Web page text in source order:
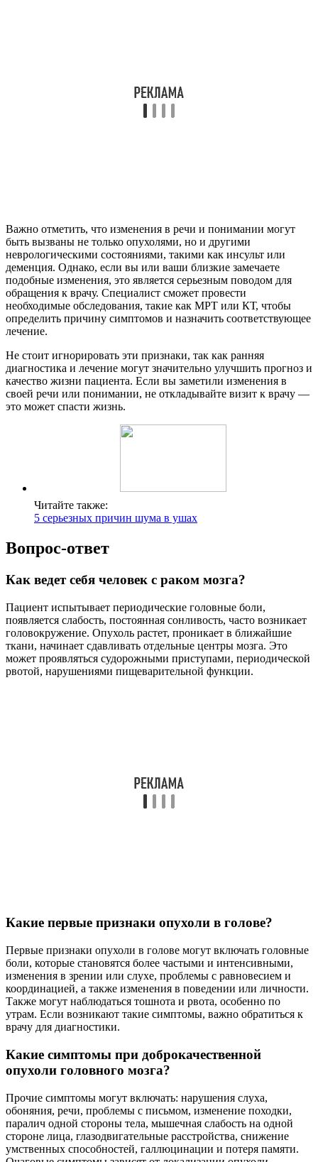
Важно отметить, что изменения в речи и понимании могут
быть вызваны не только опухолями, но и другими
неврологическими состояниями, такими как инсульт или
деменция. Однако, если вы или ваши близкие замечаете
подобные изменения, это является серьезным поводом для
обращения к врачу. Специалист сможет провести
необходимые обследования, такие как МРТ или КТ, чтобы
определить причину симптомов и назначить соответствующее
лечение.
Не стоит игнорировать эти признаки, так как ранняя
диагностика и лечение могут значительно улучшить прогноз и
качество жизни пациента. Если вы заметили изменения в
своей речи или понимании, не откладывайте визит к врачу —
это может спасти жизнь.
Читайте также:
5 серьезных причин шума в ушах
Вопрос-ответ
Как ведет себя человек с раком мозга?
Пациент испытывает периодические головные боли,
появляется слабость, постоянная сонливость, часто возникает
головокружение. Опухоль растет, проникает в ближайшие
ткани, начинает сдавливать отдельные центры мозга. Это
может проявляться судорожными приступами, периодической
рвотой, нарушениями пищеварительной функции.
Какие первые признаки опухоли в голове?
Первые признаки опухоли в голове могут включать головные
боли, которые становятся более частыми и интенсивными,
изменения в зрении или слухе, проблемы с равновесием и
координацией, а также изменения в поведении или личности.
Также могут наблюдаться тошнота и рвота, особенно по
утрам. Если возникают такие симптомы, важно обратиться к
врачу для диагностики.
Какие симптомы при доброкачественной
опухоли головного мозга?
Прочие симптомы могут включать: нарушения слуха,
обоняния, речи, проблемы с письмом, изменение походки,
паралич одной стороны тела, мышечная слабость на одной
стороне лица, глазодвигательные расстройства, снижение
умственных способностей, галлюцинации и потеря памяти.